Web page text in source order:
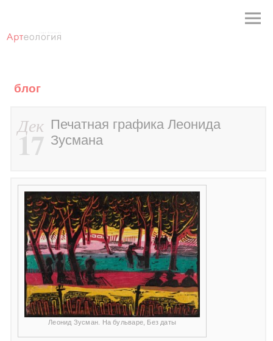
блог
Дек
17
Печатная графика Леонида
Зусмана
Леонид Зусман. На бульваре, Без даты